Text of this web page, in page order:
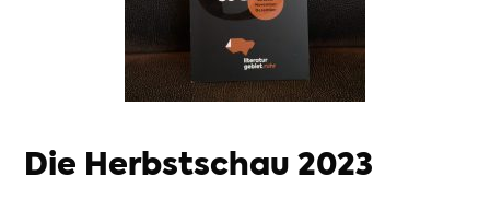
Die Herbstschau 2023